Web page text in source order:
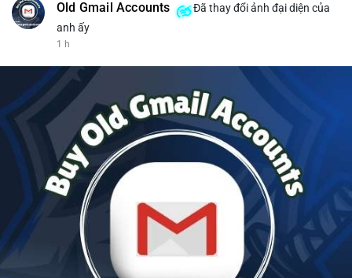
Old Gmail Accounts
Đã thay đổi ảnh đại diện của
anh ấy
1 h